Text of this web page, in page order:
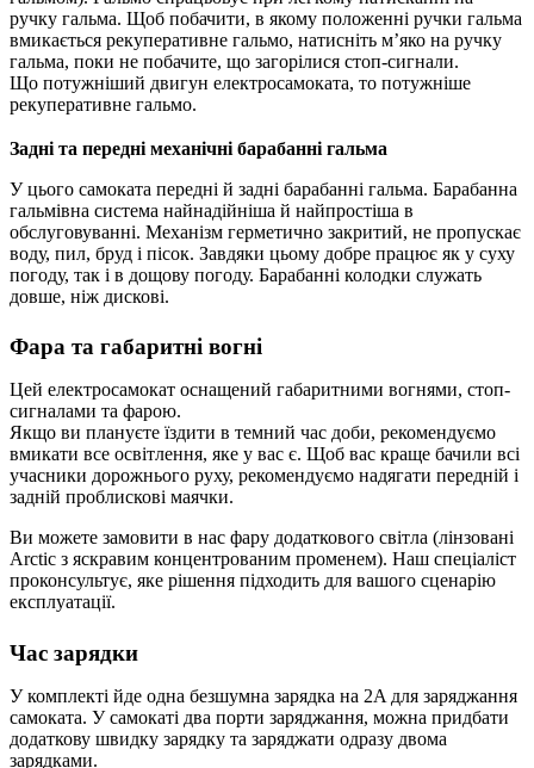
ручку гальма. Щоб побачити, в якому положенні ручки гальма
вмикається рекуперативне гальмо, натисніть м’яко на ручку
гальма, поки не побачите, що загорілися стоп-сигнали.
Що потужніший двигун електросамоката, то потужніше
рекуперативне гальмо.
Задні та передні механічні барабанні гальма
У цього самоката передні й задні барабанні гальма. Барабанна
гальмівна система найнадійніша й найпростіша в
обслуговуванні. Механізм герметично закритий, не пропускає
воду, пил, бруд і пісок. Завдяки цьому добре працює як у суху
погоду, так і в дощову погоду. Барабанні колодки служать
довше, ніж дискові.
Фара та габаритні вогні
Цей електросамокат оснащений габаритними вогнями, стоп-
сигналами та фарою.
Якщо ви плануєте їздити в темний час доби, рекомендуємо
вмикати все освітлення, яке у вас є. Щоб вас краще бачили всі
учасники дорожнього руху, рекомендуємо надягати передній і
задній проблискові маячки.
Ви можете замовити в нас фару додаткового світла (лінзовані
Arctic з яскравим концентрованим променем). Наш спеціаліст
проконсультує, яке рішення підходить для вашого сценарію
експлуатації.
Час зарядки
У комплекті йде одна безшумна зарядка на 2A для заряджання
самоката. У самокаті два порти заряджання, можна придбати
додаткову швидку зарядку та заряджати одразу двома
зарядками.